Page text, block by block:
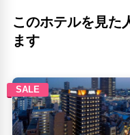
人気スポット
ユニバーサル・スタジ
大阪城(4.64km)
大阪城天守閣(4.64km)
大阪水族館 海遊館
心斎橋筋(1.96km)
梅田スカイビル 空中庭
このホテルを見た
ます